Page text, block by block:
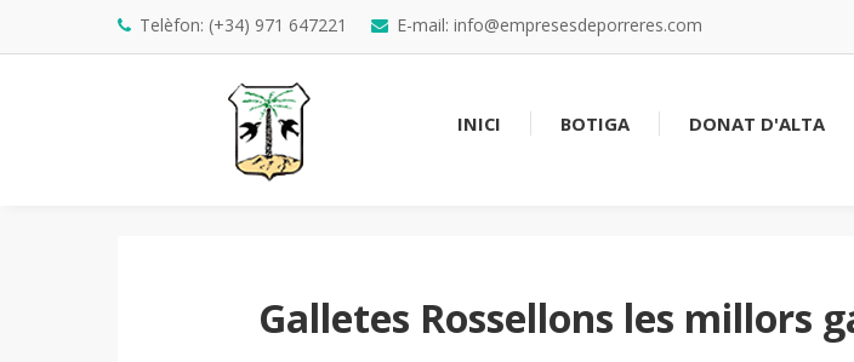
Telèfon: (+34) 971 647221 E-mail: info@empresesdeporreres.com
INICI BOTIGA DONAT D'ALTA
Galletes Rossellons les millors